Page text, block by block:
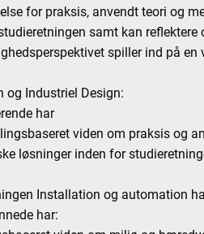
for praksis, anvendt teori og
samt kan reflektere
spiller ind på en
og Industriel Design:
har
viden om praksis og
løsninger inden for
Installation og automation
har: